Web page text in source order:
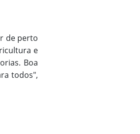
de perto
e
Boa
todos",